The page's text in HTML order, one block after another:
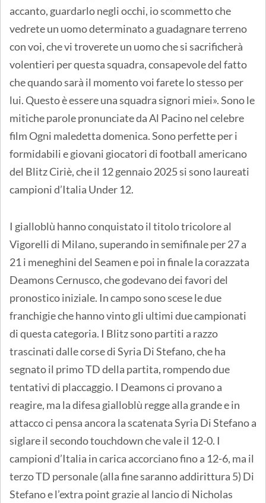
accanto, guardarlo negli occhi, io scommetto che
vedrete un uomo determinato a guadagnare terreno
con voi, che vi troverete un uomo che si sacrificherà
volentieri per questa squadra, consapevole del fatto
che quando sarà il momento voi farete lo stesso per
lui. Questo è essere una squadra signori miei». Sono le
mitiche parole pronunciate da Al Pacino nel celebre
film Ogni maledetta domenica. Sono perfette per i
formidabili e giovani giocatori di football americano
del Blitz Ciriè, che il 12 gennaio 2025 si sono laureati
campioni d’Italia Under 12.
I gialloblù hanno conquistato il titolo tricolore al
Vigorelli di Milano, superando in semifinale per 27 a
21 i meneghini del Seamen e poi in finale la corazzata
Deamons Cernusco, che godevano dei favori del
pronostico iniziale. In campo sono scese le due
franchigie che hanno vinto gli ultimi due campionati
di questa categoria. I Blitz sono partiti a razzo
trascinati dalle corse di Syria Di Stefano, che ha
segnato il primo TD della partita, rompendo due
tentativi di placcaggio. I Deamons ci provano a
reagire, ma la difesa gialloblù regge alla grande e in
attacco ci pensa ancora la scatenata Syria Di Stefano a
siglare il secondo touchdown che vale il 12-0. I
campioni d’Italia in carica accorciano fino a 12-6, ma il
terzo TD personale (alla fine saranno addirittura 5) Di
Stefano e l’extra point grazie al lancio di Nicholas